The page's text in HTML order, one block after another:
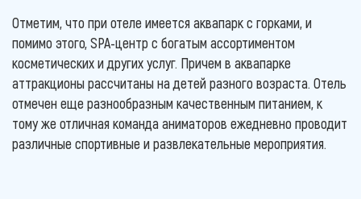
Отметим, что при отеле имеется аквапарк с горками, и
помимо этого, SPA-центр с богатым ассортиментом
косметических и других услуг. Причем в аквапарке
аттракционы рассчитаны на детей разного возраста. Отель
отмечен еще разнообразным качественным питанием, к
тому же отличная команда аниматоров ежедневно проводит
различные спортивные и развлекательные мероприятия.